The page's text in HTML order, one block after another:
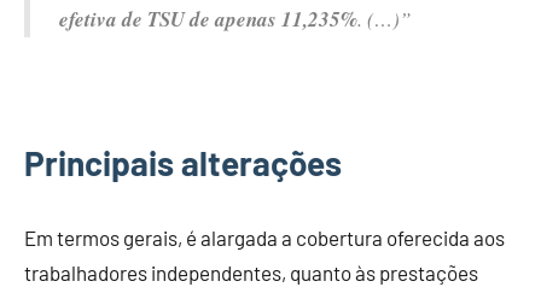
efetiva de TSU de apenas 11,235%. (…)”
Principais alterações
Em termos gerais, é alargada a cobertura oferecida aos
trabalhadores independentes, quanto às prestações